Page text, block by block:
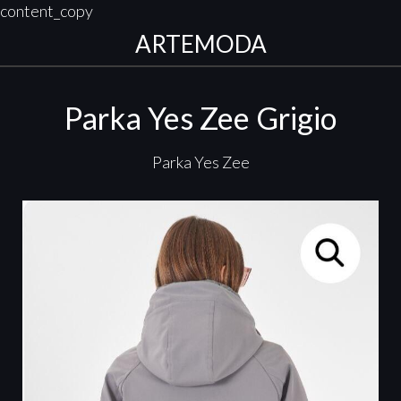
content_copy
ARTEMODA
Parka Yes Zee Grigio
Parka Yes Zee